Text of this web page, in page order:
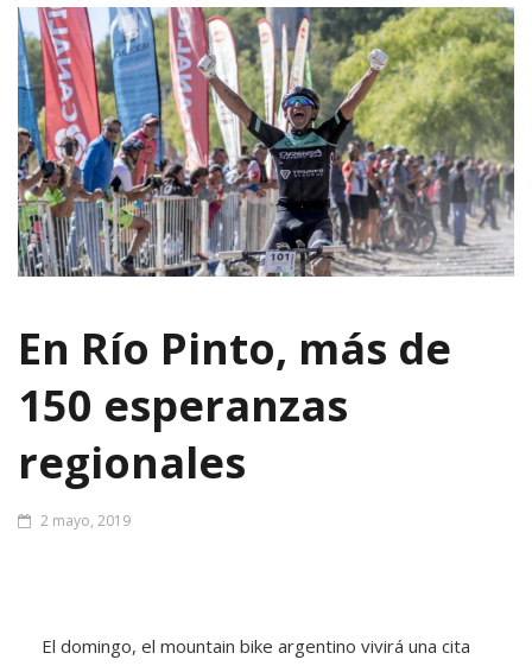
En Río Pinto, más de
150 esperanzas
regionales
2 mayo, 2019
clásica y allí habrá mucho protagonismo regional. En